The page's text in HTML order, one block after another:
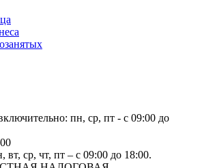
пн, ср, пт - с 09:00 до
вт, ср, чт, пт – с 09:00 до 18:00.